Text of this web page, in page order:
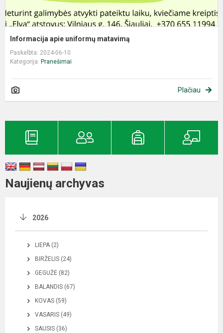
Informacija apie uniformų matavimą
Paskelbta: 2024-06-10
Kategorija: Pranešimai
Plačiau
Naujienų archyvas
2026
LIEPA (2)
BIRŽELIS (24)
GEGUŽĖ (82)
BALANDIS (67)
KOVAS (59)
VASARIS (49)
SAUSIS (36)